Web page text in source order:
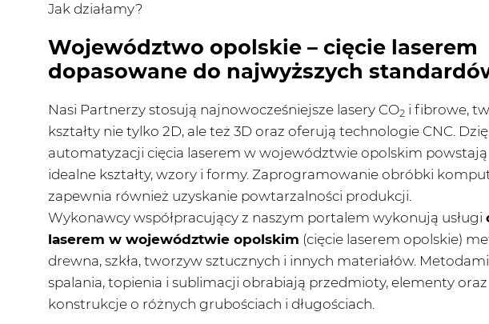
Jak działamy?
Województwo opolskie – cięcie laserem
dopasowane do najwyższych
Nasi Partnerzy stosują najnowocześniejsze lasery CO2 i fibrowe,
kształty nie tylko 2D, ale też 3D oraz oferują technologie CNC.
automatyzacji cięcia laserem w województwie opolskim powstają
idealne kształty, wzory i formy. Zaprogramowanie obróbki
zapewnia również uzyskanie powtarzalności produkcji.
Wykonawcy współpracujący z naszym portalem wykonują usługi
laserem w województwie opolskim (cięcie laserem opolskie)
drewna, szkła, tworzyw sztucznych i innych materiałów. Metodami
spalania, topienia i sublimacji obrabiają przedmioty, elementy oraz
konstrukcje o różnych grubościach i długościach.